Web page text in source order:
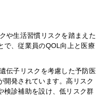
や生活習慣リスクを踏まえた
で、従業員のQOL向上と医療
伝子リスクを考慮した予防医
開発されています。高リスク
検診補助を設け、低リスク群